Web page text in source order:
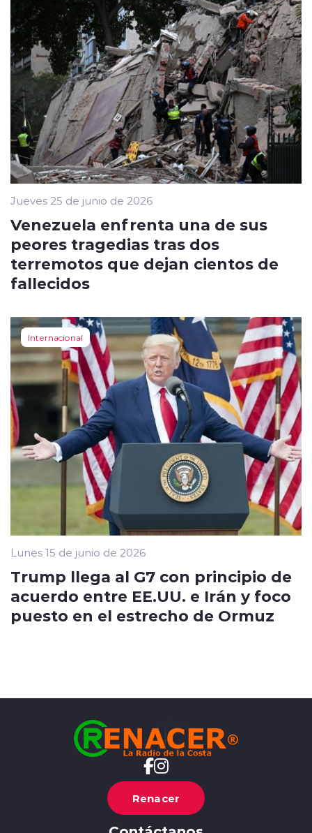
Jueves 25 de junio de 2026
Venezuela enfrenta una de sus
peores tragedias tras dos
terremotos que dejan cientos de
fallecidos
Internacional
Lunes 15 de junio de 2026
Trump llega al G7 con principio de
acuerdo entre EE.UU. e Irán y foco
puesto en el estrecho de Ormuz
Renacer